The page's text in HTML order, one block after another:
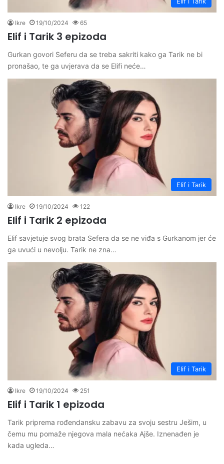
Ikre 19/10/2024 65
Elif i Tarik 3 epizoda
Gurkan govori Seferu da se treba sakriti kako ga Tarik ne bi
pronašao, te ga uvjerava da se Elifi neće…
Elif i Tarik
Ikre 19/10/2024 122
Elif i Tarik 2 epizoda
Elif savjetuje svog brata Sefera da se ne viđa s Gurkanom jer će
ga uvući u nevolju. Tarik ne zna…
Elif i Tarik
Ikre 19/10/2024 251
Elif i Tarik 1 epizoda
Tarik priprema rođendansku zabavu za svoju sestru Ješim, u
čemu mu pomaže njegova mala nećaka Ajše. Iznenađen je
kada ugleda…